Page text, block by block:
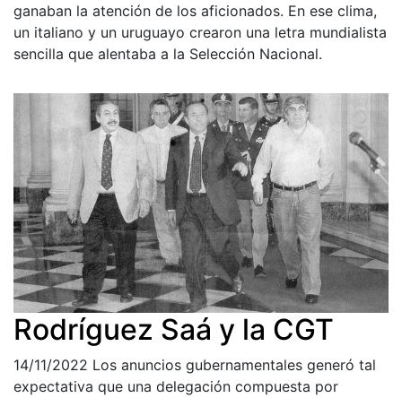
ganaban la atención de los aficionados. En ese clima,
un italiano y un uruguayo crearon una letra mundialista
sencilla que alentaba a la Selección Nacional.
Rodríguez Saá y la CGT
14/11/2022 Los anuncios gubernamentales generó tal
expectativa que una delegación compuesta por